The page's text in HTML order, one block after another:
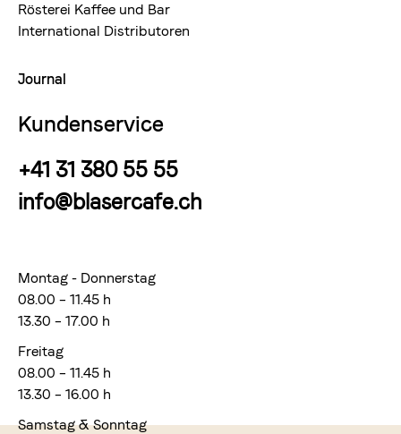
Rösterei Kaffee und Bar
International Distributoren
Journal
Kundenservice
+41 31 380 55 55
info@blasercafe.ch
Montag - Donnerstag
08.00 – 11.45 h
13.30 – 17.00 h
Freitag
08.00 – 11.45 h
13.30 – 16.00 h
Samstag & Sonntag